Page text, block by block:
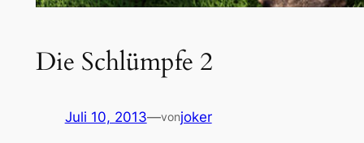
Die Schlümpfe 2
Juli 10, 2013—vonjoker